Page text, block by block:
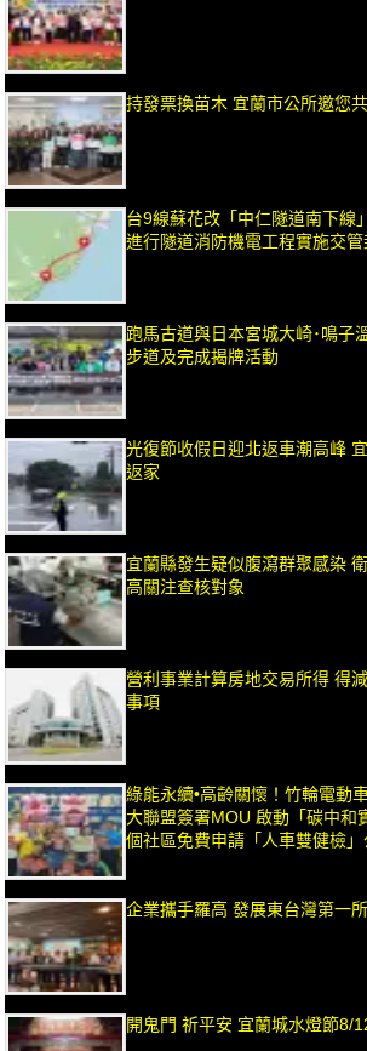
持發票換苗木 宜蘭市公所邀您
台9線蘇花改「中仁隧道南下線
進行隧道消防機電工程實施交管
跑馬古道與日本宮城大崎･鳴子
步道及完成揭牌活動
光復節收假日迎北返車潮高峰
返家
宜蘭縣發生疑似腹瀉群聚感染
高關注查核對象
營利事業計算房地交易所得 得
事項
綠能永續•高齡關懷！竹輪電動
大聯盟簽署MOU 啟動「碳中和
個社區免費申請「人車雙健檢
企業攜手羅高 發展東台灣第一
開鬼門 祈平安 宜蘭城水燈節8/